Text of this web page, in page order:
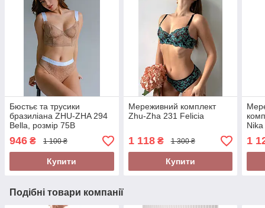
Бюстьє та трусики
бразиліана ZHU-ZHA 294
Bella, розмір 75B
946 ₴ 1 100 ₴
Купити
Мереживний комплект
Zhu-Zha 231 Felicia
1 118₴ 1 300 ₴
Купити
Nika
1
Подібні товари компанії